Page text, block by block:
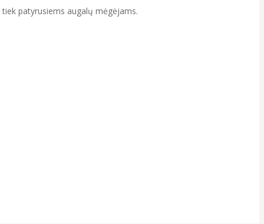
patyrusiems augalų mėgėjams.